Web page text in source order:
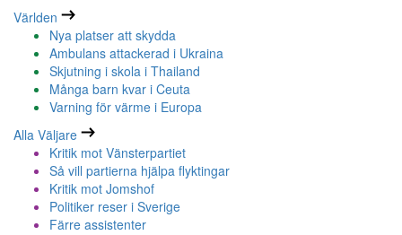
Världen
Nya platser att skydda
Ambulans attackerad i Ukraina
Skjutning i skola i Thailand
Många barn kvar i Ceuta
Varning för värme i Europa
Alla Väljare
Kritik mot Vänsterpartiet
Så vill partierna hjälpa flyktingar
Kritik mot Jomshof
Politiker reser i Sverige
Färre assistenter